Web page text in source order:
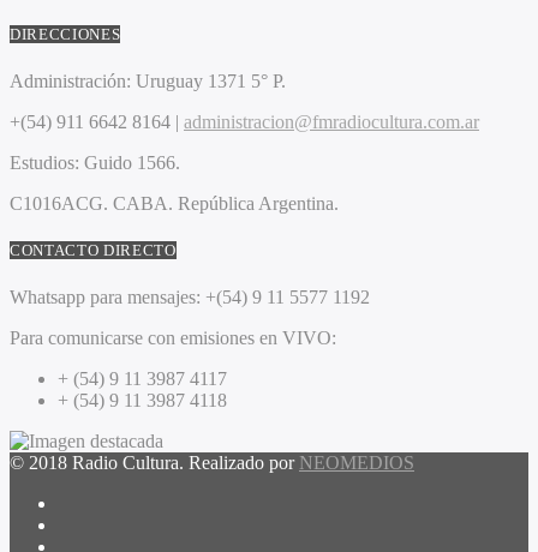
DIRECCIONES
Administración: Uruguay 1371 5° P.
+(54) 911 6642 8164 | administracion@fmradiocultura.com.ar
Estudios: Guido 1566.
C1016ACG. CABA. República Argentina.
CONTACTO DIRECTO
Whatsapp para mensajes: +(54) 9 11 5577 1192
Para comunicarse con emisiones en VIVO:
+ (54) 9 11 3987 4117
+ (54) 9 11 3987 4118
© 2018 Radio Cultura. Realizado por NEOMEDIOS